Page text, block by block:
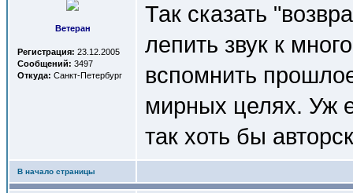
Ветеран
Регистрация: 23.12.2005
Сообщений: 3497
Откуда: Санкт-Петербург
Так сказать
лепить звук к
вспомнить
мирных целях. Уж
так хоть бы
В начало страницы